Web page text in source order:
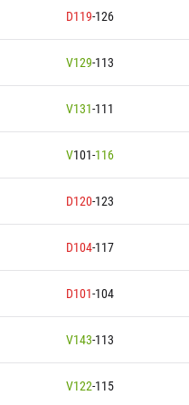
D119-126
V129-113
V131-111
V101-116
D120-123
D104-117
D101-104
V143-113
V122-115